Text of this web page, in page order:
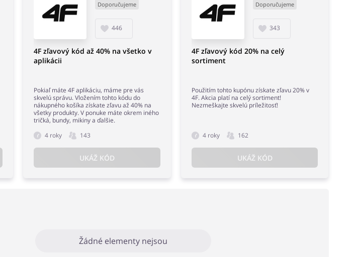
Doporučujeme
446
4F zľavový kód až 40% na všetko v
aplikácii
Pokiaľ máte 4F aplikáciu, máme pre vás
skvelú správu. Vložením tohto kódu do
nákupného košíka získate zľavu až 40% na
všetky produkty. V ponuke máte okrem iného
tričká, bundy, mikiny a ďalšie.
4 roky
143
UKÁŽ KÓD
Doporučujeme
343
4F zľavový kód 20% na celý
sortiment
Použitím tohto kupónu získate zľavu 20% v
4F. Akcia platí na celý sortiment!
Nezmeškajte skvelú príležitosť!
4 roky 162
UKÁŽ KÓD
Žádné elementy nejsou